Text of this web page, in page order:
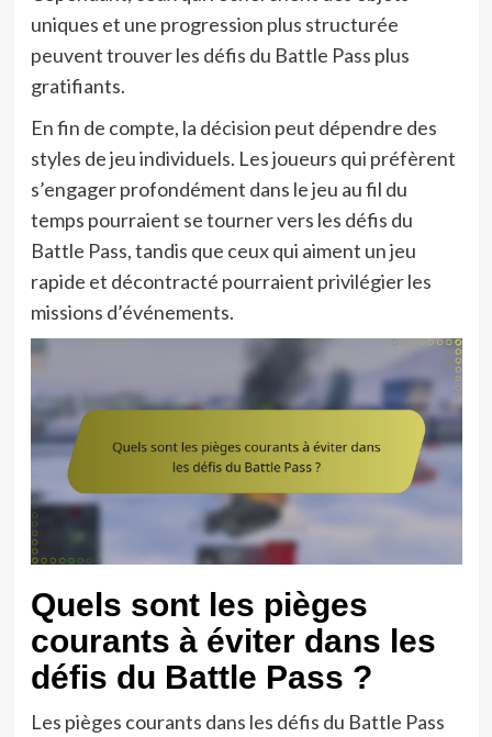
uniques et une progression plus structurée
peuvent trouver les défis du Battle Pass plus
gratifiants.
En fin de compte, la décision peut dépendre des
styles de jeu individuels. Les joueurs qui préfèrent
s’engager profondément dans le jeu au fil du
temps pourraient se tourner vers les défis du
Battle Pass, tandis que ceux qui aiment un jeu
rapide et décontracté pourraient privilégier les
missions d’événements.
Quels sont les pièges
courants à éviter dans les
défis du Battle Pass ?
Les pièges courants dans les défis du Battle Pass